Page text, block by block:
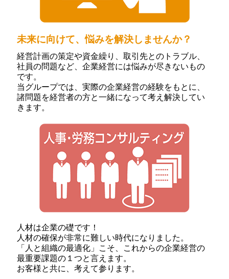
未来に向けて、悩みを解決しませんか？
経営計画の策定や資金繰り、取引先とのトラブル、
社員の問題など、企業経営には悩みが尽きないもの
です。
当グループでは、実際の企業経営の経験をもとに、
諸問題を経営者の方と一緒になって考え解決してい
きます。
人材は企業の礎です！
人材の確保が非常に難しい時代になりました。
「人と組織の最適化」こそ、これからの企業経営の
最重要課題の１つと言えます。
お客様と共に、考えて参ります。